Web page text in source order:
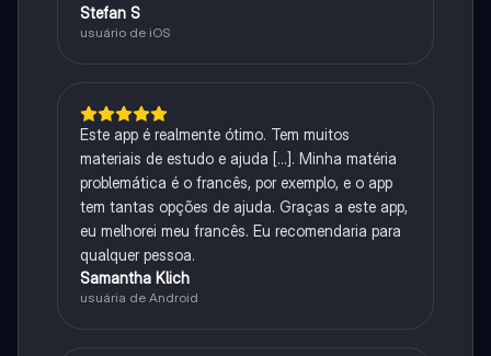
Stefan S
usuário de iOS
Este app é realmente ótimo. Tem muitos
materiais de estudo e ajuda [...]. Minha matéria
problemática é o francês, por exemplo, e o app
tem tantas opções de ajuda. Graças a este app,
eu melhorei meu francês. Eu recomendaria para
qualquer pessoa.
Samantha Klich
usuária de Android